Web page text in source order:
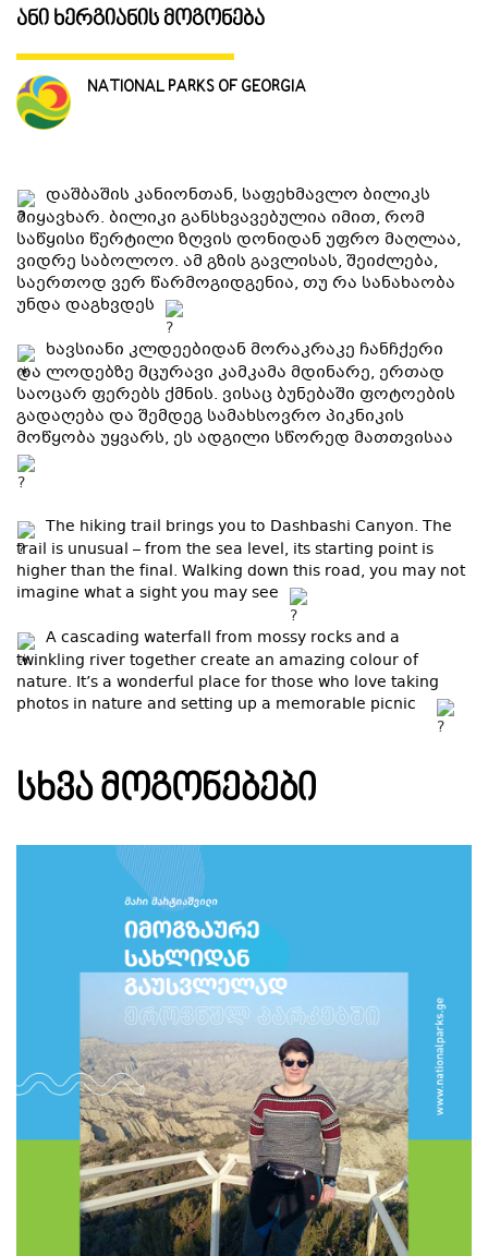
ᲒᲐᲜᲗᲐᲕᲡᲔᲑᲐ ᲓᲐ ᲙᲕᲔᲑᲐ
ᲡᲐᲧᲘᲓᲔᲚᲘ ᲜᲘᲕᲗᲔᲑᲘ
ᲒᲖᲐᲛᲙᲕᲚᲔᲕᲘ
ანი ხერგიანის მოგონება
NATIONAL PARKS OF GEORGIA
დაშბაშის კანიონთან, საფეხმავლო ბილიკს
მიყავხარ. ბილიკი განსხვავებულია იმით, რომ
საწყისი წერტილი ზღვის დონიდან უფრო მაღლაა,
ვიდრე საბოლოო. ამ გზის გავლისას, შეიძლება,
საერთოდ ვერ წარმოგიდგენია, თუ რა სანახაობა
უნდა დაგხვდეს
ხავსიანი კლდეებიდან მორაკრაკე ჩანჩქერი
და ლოდებზე მცურავი კამკამა მდინარე, ერთად
საოცარ ფერებს ქმნის. ვისაც ბუნებაში ფოტოების
გადაღება და შემდეგ სამახსოვრო პიკნიკის
მოწყობა უყვარს, ეს ადგილი სწორედ მათთვისაა
The hiking trail brings you to Dashbashi Canyon. The
trail is unusual – from the sea level, its starting point is
higher than the final. Walking down this road, you may not
imagine what a sight you may see
A cascading waterfall from mossy rocks and a
twinkling river together create an amazing colour of
nature. It’s a wonderful place for those who love taking
photos in nature and setting up a memorable picnic
ᲡᲮᲕᲐ ᲛᲝᲒᲝᲜᲔᲑᲔᲑᲘ